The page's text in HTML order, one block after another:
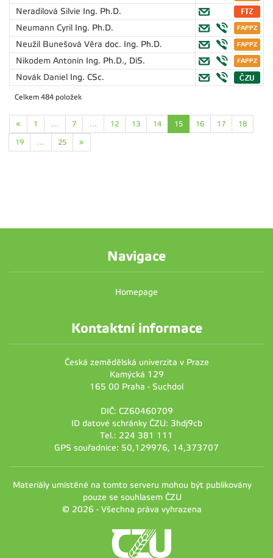
Neradilová Silvie Ing. Ph.D.
Neumann Cyril Ing. Ph.D.
Neužil Bunešová Věra doc. Ing. Ph.D.
Nikodem Antonín Ing. Ph.D., DiS.
Novák Daniel Ing. CSc.
Celkem 484 položek
« 1 … 7 … 12 13 14 15 16 17 18
19 … 25 »
Navigace
Homepage
Kontaktní informace
Česká zemědělská univerzita v Praze
Kamýcká 129
165 00 Praha - Suchdol
DIČ: CZ60460709
ID datové schránky ČZU: 3hdj9cb
Tel.: 224 381 111
GPS souřadnice: 50,129976, 14,373707
Materiály umístěné na tomto serveru mohou být publikovány
pouze se souhlasem ČZU
© 2026 - Všechna práva vyhrazena